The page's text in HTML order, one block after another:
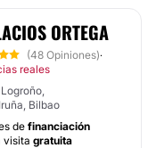
ORTEGA
(48 Opiniones)·
reales
Bilbao
de financiación
visita gratuita